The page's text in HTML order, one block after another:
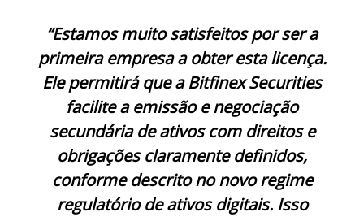
“Estamos muito satisfeitos por ser a
primeira empresa a obter esta licença.
Ele permitirá que a Bitfinex Securities
facilite a emissão e negociação
secundária de ativos com direitos e
obrigações claramente definidos,
conforme descrito no novo regime
regulatório de ativos digitais. Isso